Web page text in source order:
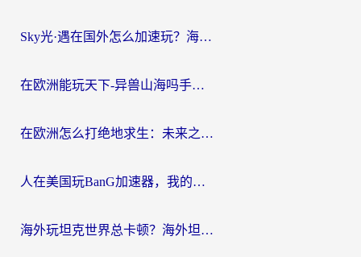
Sky光·遇在国外怎么加速玩？海外党亲测有效的国服游戏加速指南
在欧洲能玩天下-异兽山海吗手游？海外玩家的加速器生存指南
在欧洲怎么打绝地求生：未来之役不卡？留学生亲测的加速器避坑指南
人在美国玩BanG加速器，我的延迟终于绿了
海外玩坦克世界总卡顿？海外坦克世界加速器有哪些？实测好用的选择在这里